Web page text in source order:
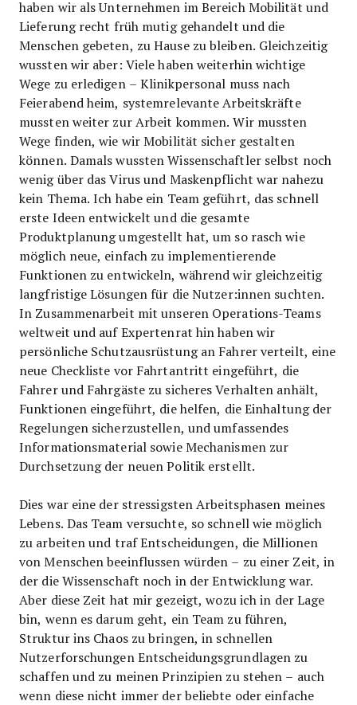
haben wir als Unternehmen im Bereich Mobilität und
Lieferung recht früh mutig gehandelt und die
Menschen gebeten, zu Hause zu bleiben. Gleichzeitig
wussten wir aber: Viele haben weiterhin wichtige
Wege zu erledigen – Klinikpersonal muss nach
Feierabend heim, systemrelevante Arbeitskräfte
mussten weiter zur Arbeit kommen. Wir mussten
Wege finden, wie wir Mobilität sicher gestalten
können. Damals wussten Wissenschaftler selbst noch
wenig über das Virus und Maskenpflicht war nahezu
kein Thema. Ich habe ein Team geführt, das schnell
erste Ideen entwickelt und die gesamte
Produktplanung umgestellt hat, um so rasch wie
möglich neue, einfach zu implementierende
Funktionen zu entwickeln, während wir gleichzeitig
langfristige Lösungen für die Nutzer:innen suchten.
In Zusammenarbeit mit unseren Operations-Teams
weltweit und auf Expertenrat hin haben wir
persönliche Schutzausrüstung an Fahrer verteilt, eine
neue Checkliste vor Fahrtantritt eingeführt, die
Fahrer und Fahrgäste zu sicheres Verhalten anhält,
Funktionen eingeführt, die helfen, die Einhaltung der
Regelungen sicherzustellen, und umfassendes
Informationsmaterial sowie Mechanismen zur
Durchsetzung der neuen Politik erstellt.
Dies war eine der stressigsten Arbeitsphasen meines
Lebens. Das Team versuchte, so schnell wie möglich
zu arbeiten und traf Entscheidungen, die Millionen
von Menschen beeinflussen würden – zu einer Zeit, in
der die Wissenschaft noch in der Entwicklung war.
Aber diese Zeit hat mir gezeigt, wozu ich in der Lage
bin, wenn es darum geht, ein Team zu führen,
Struktur ins Chaos zu bringen, in schnellen
Nutzerforschungen Entscheidungsgrundlagen zu
schaffen und zu meinen Prinzipien zu stehen – auch
wenn diese nicht immer der beliebte oder einfache